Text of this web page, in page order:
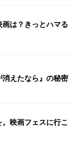
画は？きっとハマる
えたなら』の秘密
映画フェスに行こ